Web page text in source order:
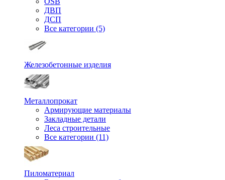
ДВП
ДСП
Все категории (5)
Железобетонные изделия
Металлопрокат
Армирующие материалы
Закладные детали
Леса строительные
Все категории (11)
Пиломатериал